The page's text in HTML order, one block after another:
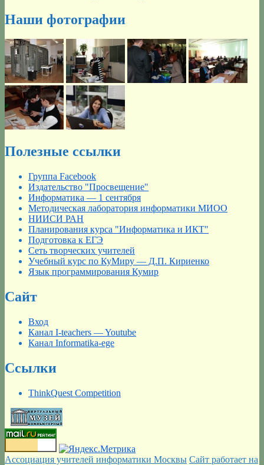
Наши фотографии
Полезные ссылки
Группа Facebook
Издательство "Просвещение"
Информатика — 1 сентября
Методическая лаборатория информатики МИОО
НИИСИ РАН
Планирования курса "Информатика и ИКТ"
Подготовка к ЕГЭ
Сеть творческих учителей
Учебный курс по КуМиру — Д.П. Кириенко
Язык программирования Кумир
Сайт
Вход
Канал I-teachers — Youtube
Канал Informatika-ege
Ссылки
ThinkQuest Competition
Ассоциация учителей информатики Москвы Сайт работает на